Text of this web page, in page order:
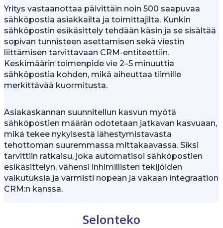
Yritys vastaanottaa päivittäin noin 500 saapuvaa
sähköpostia asiakkailta ja toimittajilta. Kunkin
sähköpostin esikäsittely tehdään käsin ja se sisältää
sopivan tunnisteen asettamisen sekä viestin
liittämisen tarvittavaan CRM-entiteettiin.
Keskimäärin toimenpide vie 2–5 minuuttia
sähköpostia kohden, mikä aiheuttaa tiimille
merkittävää kuormitusta.
Asiakaskannan suunnitellun kasvun myötä
sähköpostien määrän odotetaan jatkavan kasvuaan,
mikä tekee nykyisestä lähestymistavasta
tehottoman suuremmassa mittakaavassa. Siksi
tarvittiin ratkaisu, joka automatisoi sähköpostien
esikäsittelyn, vähensi inhimillisten tekijöiden
vaikutuksia ja varmisti nopean ja vakaan integraation
CRM:n kanssa.
Selonteko